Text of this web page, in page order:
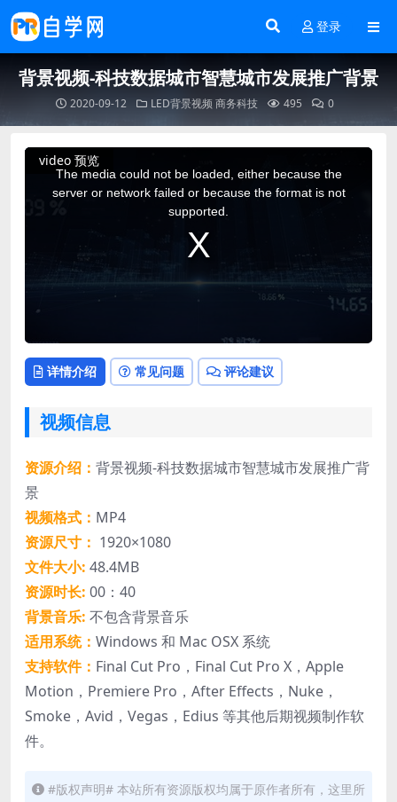
登录
背景视频-科技数据城市智慧城市发展推广背景
2020-09-12 LED背景视频商务科技 495 0
video 预览
This
The media could not be loaded, either because the
server or network failed or because the format is not
supported.
详情介绍 常见问题 评论建议
视频信息
资源介绍： 背景视频-科技数据城市智慧城市发展推广背
景
视频格式： MP4
资源尺寸： 1920×1080
文件大小: 48.4MB
资源时长: 00：40
背景音乐: 不包含背景音乐
适用系统： Windows 和 Mac OSX 系统
支持软件： Final Cut Pro，Final Cut Pro X，Apple
Motion，Premiere Pro，After Effects，Nuke，
Smoke，Avid，Vegas，Edius 等其他后期视频制作软
件。
#版权声明# 本站所有资源版权均属于原作者所有，这里所